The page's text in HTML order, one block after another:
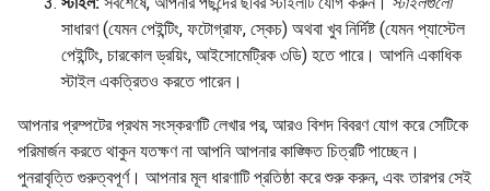
সাধারণ (যেমন পেইন্টিং, ফটোগ্রাফ, স্কেচ) অথবা খুব নির্দিষ্ট (যেমন প্যাস্টেল
পেইন্টিং, চারকোল ড্রয়িং, আইসোমেট্রিক ৩ডি) হতে পারে। আপনি একাধিক
স্টাইল একত্রিতও করতে পারেন।
আপনার প্রম্পটের প্রথম সংস্করণটি লেখার পর, আরও বিশদ বিবরণ যোগ করে সেটিকে
পরিমার্জন করতে থাকুন যতক্ষণ না আপনি আপনার কাঙ্ক্ষিত চিত্রটি পাচ্ছেন।
পুনরাবৃত্তি গুরুত্বপূর্ণ। আপনার মূল ধারণাটি প্রতিষ্ঠা করে শুরু করুন, এবং তারপর সেই